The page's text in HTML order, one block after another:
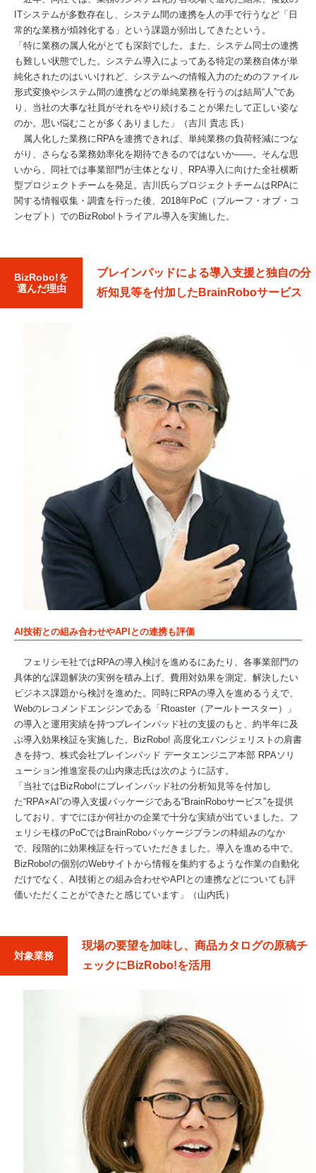
ITシステムが多数存在し、システム間の連携を人の手で行うなど「日
常的な業務が煩雑化する」という課題が頻出してきたという。
「特に業務の属人化がとても深刻でした。また、システム同士の連携
も難しい状態でした。システム導入によってある特定の業務自体が単
純化されたのはいいけれど、システムへの情報入力のためのファイル
形式変換やシステム間の連携などの単純業務を行うのは結局“人”であ
り、当社の大事な社員がそれをやり続けることが果たして正しい姿な
のか。思い悩むことが多くありました」（吉川 貴志 氏）
属人化した業務にRPAを連携できれば、単純業務の負荷軽減につな
がり、さらなる業務効率化を期待できるのではないか——。そんな思
いから、同社では事業部門が主体となり、RPA導入に向けた全社横断
型プロジェクトチームを発足。吉川氏らプロジェクトチームはRPAに
関する情報収集・調査を行った後、2018年PoC（プルーフ・オブ・コ
ンセプト）でのBizRobo!トライアル導入を実施した。
BizRobo!を
選んだ理由
ブレインパッドによる導入支援と独自の分
析知見等を付加したBrainRoboサービス
AI技術との組み合わせやAPIとの連携も評価
フェリシモ社ではRPAの導入検討を進めるにあたり、各事業部門の
具体的な課題解決の実例を積み上げ、費用対効果を測定。解決したい
ビジネス課題から検討を進めた。同時にRPAの導入を進めるうえで、
Webのレコメンドエンジンである「Rtoaster（アールトースター）」
の導入と運用実績を持つブレインパッド社の支援のもと、約半年に及
ぶ導入効果検証を実施した。BizRobo! 高度化エバンジェリストの肩書
きを持つ、株式会社ブレインパッド データエンジニア本部 RPAソリ
ューション推進室長の山内康志氏は次のように話す。
「当社ではBizRobo!にブレインパッド社の分析知見等を付加し
た“RPA×AI”の導入支援パッケージである“BrainRoboサービス”を提供
しており、すでにほか何社かの企業で十分な実績が出ていました。フ
ェリシモ様のPoCではBrainRoboパッケージプランの枠組みのなか
で、段階的に効果検証を行っていただきました。導入を進める中で、
BizRobo!の個別のWebサイトから情報を集約するような作業の自動化
だけでなく、AI技術との組み合わせやAPIとの連携などについても評
価いただくことができたと感じています」（山内氏）
対象業務
現場の要望を加味し、商品カタログの原稿チ
ェックにBizRobo!を活用